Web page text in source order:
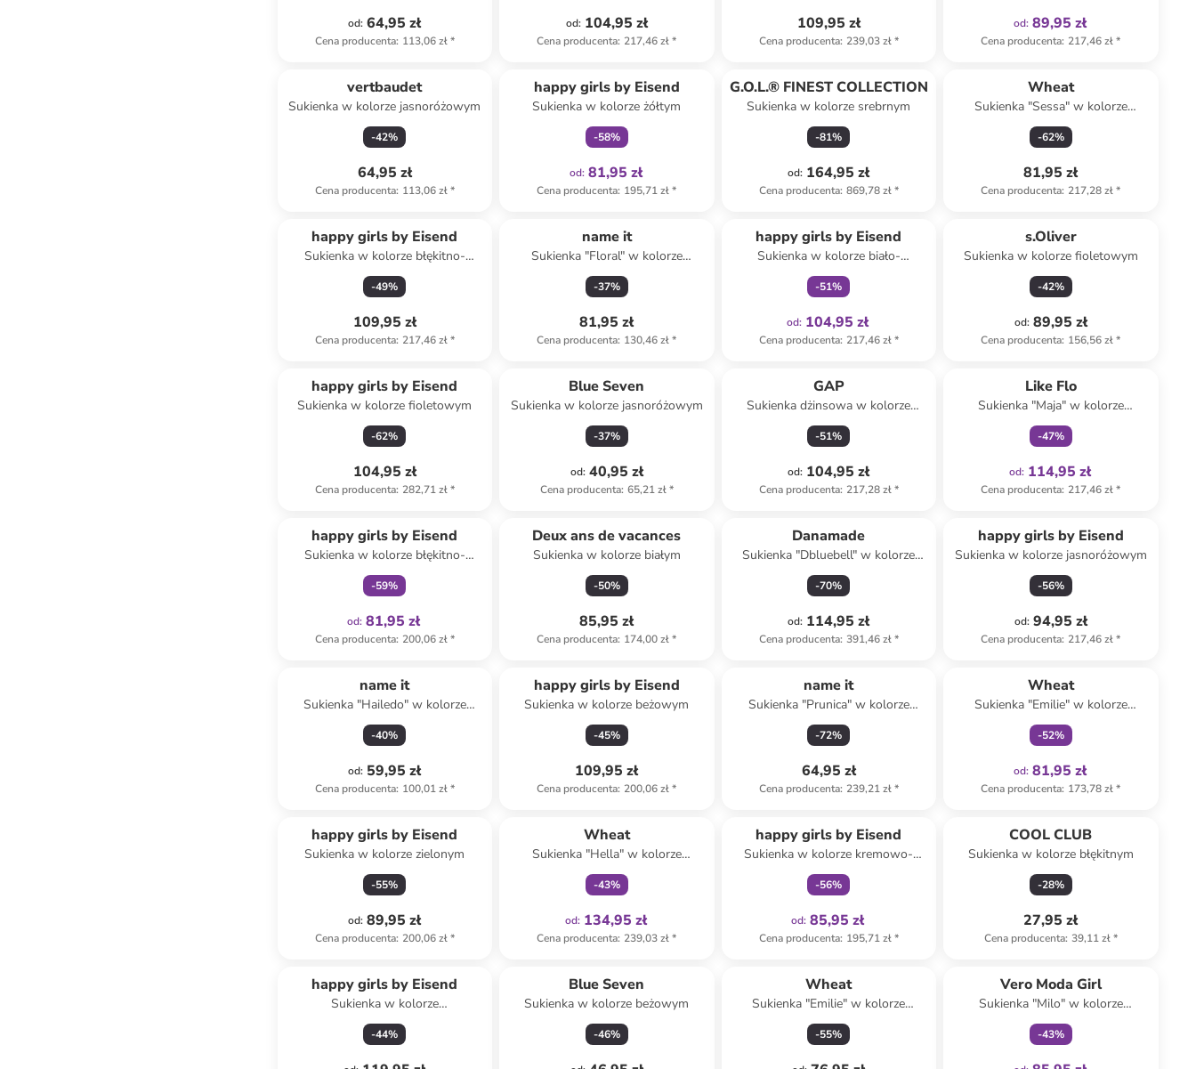
od: 64,95 zł
Cena producenta: 113,06 zł*
od: 104,95 zł
Cena producenta: 217,46 zł*
109,95 zł
Cena producenta: 239,03 zł*
od: 89,95 zł
Cena producenta: 217,46 zł*
vertbaudet
Sukienka w kolorze jasnoróżowym
-42%
64,95 zł
Cena producenta: 113,06 zł*
happy girls by Eisend
Sukienka w kolorze żółtym
-58%
od: 81,95 zł
Cena producenta: 195,71 zł*
G.O.L.® FINEST COLLECTION
Sukienka w kolorze srebrnym
-81%
od: 164,95 zł
Cena producenta: 869,78 zł*
Wheat
Sukienka "Sessa" w kolorze
antracytowym
-62%
81,95 zł
Cena producenta: 217,28 zł*
happy girls by Eisend
Sukienka w kolorze błękitno-
różowym
-49%
109,95 zł
Cena producenta: 217,46 zł*
name it
Sukienka "Floral" w kolorze
jasnoróżowym
-37%
81,95 zł
Cena producenta: 130,46 zł*
happy girls by Eisend
Sukienka w kolorze biało-
niebieskim
-51%
od: 104,95 zł
Cena producenta: 217,46 zł*
s.Oliver
Sukienka w kolorze fioletowym
-42%
od: 89,95 zł
Cena producenta: 156,56 zł*
happy girls by Eisend
Sukienka w kolorze fioletowym
-62%
104,95 zł
Cena producenta: 282,71 zł*
Blue Seven
Sukienka w kolorze jasnoróżowym
-37%
od: 40,95 zł
Cena producenta: 65,21 zł*
GAP
Sukienka dżinsowa w kolorze
granatowym
-51%
od: 104,95 zł
Cena producenta: 217,28 zł*
Like Flo
Sukienka "Maja" w kolorze
granatowym
-47%
od: 114,95 zł
Cena producenta: 217,46 zł*
happy girls by Eisend
Sukienka w kolorze błękitno-
różowym
-59%
od: 81,95 zł
Cena producenta: 200,06 zł*
Deux ans de vacances
Sukienka w kolorze białym
-50%
85,95 zł
Cena producenta: 174,00 zł*
Danamade
Sukienka "Dbluebell" w kolorze
granatowym
-70%
od: 114,95 zł
Cena producenta: 391,46 zł*
happy girls by Eisend
Sukienka w kolorze jasnoróżowym
-56%
od: 94,95 zł
Cena producenta: 217,46 zł*
name it
Sukienka "Hailedo" w kolorze
białym
-40%
od: 59,95 zł
Cena producenta: 100,01 zł*
happy girls by Eisend
Sukienka w kolorze beżowym
-45%
109,95 zł
Cena producenta: 200,06 zł*
name it
Sukienka "Prunica" w kolorze
niebiesko-fioletowym
-72%
64,95 zł
Cena producenta: 239,21 zł*
Wheat
Sukienka "Emilie" w kolorze
beżowym
-52%
od: 81,95 zł
Cena producenta: 173,78 zł*
happy girls by Eisend
Sukienka w kolorze zielonym
-55%
od: 89,95 zł
Cena producenta: 200,06 zł*
Wheat
Sukienka "Hella" w kolorze
beżowym
-43%
od: 134,95 zł
Cena producenta: 239,03 zł*
happy girls by Eisend
Sukienka w kolorze kremowo-
różowym
-56%
od: 85,95 zł
Cena producenta: 195,71 zł*
COOL CLUB
Sukienka w kolorze błękitnym
-28%
27,95 zł
Cena producenta: 39,11 zł*
happy girls by Eisend
Sukienka w kolorze
pomarańczowym
-44%
Blue Seven
Sukienka w kolorze beżowym
-46%
Wheat
Sukienka "Emilie" w kolorze
błękitno-białym
-55%
Vero Moda Girl
Sukienka "Milo" w kolorze
granatowym
-43%